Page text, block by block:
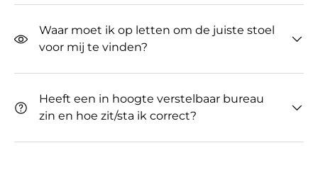
Waar moet ik op letten om de juiste stoel
voor mij te vinden?
Heeft een in hoogte verstelbaar bureau
zin ​​en hoe zit/sta ik correct?